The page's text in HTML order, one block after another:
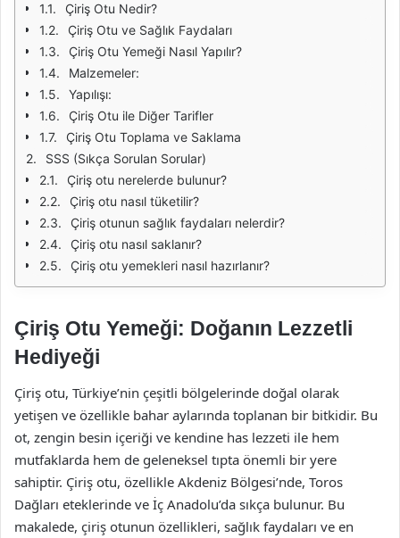
Çiriş Otu Nedir?
Çiriş Otu ve Sağlık Faydaları
Çiriş Otu Yemeği Nasıl Yapılır?
Malzemeler:
Yapılışı:
Çiriş Otu ile Diğer Tarifler
Çiriş Otu Toplama ve Saklama
SSS (Sıkça Sorulan Sorular)
Çiriş otu nerelerde bulunur?
Çiriş otu nasıl tüketilir?
Çiriş otunun sağlık faydaları nelerdir?
Çiriş otu nasıl saklanır?
Çiriş otu yemekleri nasıl hazırlanır?
Çiriş Otu Yemeği: Doğanın Lezzetli
Hediyeği
Çiriş otu, Türkiye’nin çeşitli bölgelerinde doğal olarak
yetişen ve özellikle bahar aylarında toplanan bir bitkidir. Bu
ot, zengin besin içeriği ve kendine has lezzeti ile hem
mutfaklarda hem de geleneksel tıpta önemli bir yere
sahiptir. Çiriş otu, özellikle Akdeniz Bölgesi’nde, Toros
Dağları eteklerinde ve İç Anadolu’da sıkça bulunur. Bu
makalede, çiriş otunun özellikleri, sağlık faydaları ve en